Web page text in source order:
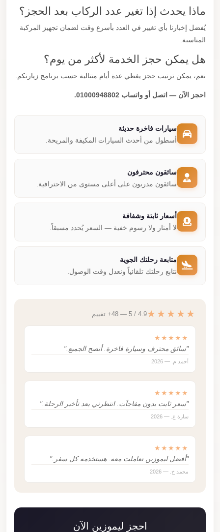
ماذا يحدث إذا تغير عدد الركاب بعد الحجز؟
يُفضل إخبارنا بأي تغيير في العدد بأسرع وقت لضمان تجهيز المركبة
المناسبة.
هل يمكن حجز الخدمة لأكثر من يوم؟
نعم، يمكن ترتيب حجز يغطي عدة أيام متتالية حسب برنامج زيارتكم.
احجز الآن — اتصل أو واتساب 01000948802.
سيارات فاخرة حديثة
أسطول من أحدث السيارات المكيفة والمريحة.
سائقون محترفون
سائقون مدربون على أعلى مستوى من الاحترافية.
أسعار ثابتة وشفافة
لا أمتار ولا رسوم خفية — السعر يُحدد مسبقاً.
متابعة رحلتك الجوية
نتابع رحلتك تلقائياً ونعدل وقت الوصول.
★★★★★4.9 / 5 — 48+ تقييم
★★★★★
"سائق محترف وسيارة فاخرة. أنصح الجميع."
أحمد م. — 2026
★★★★★
"سعر ثابت بدون مفاجآت. انتظرني بعد تأخير الرحلة."
سارة ع. — 2026
★★★★★
"أفضل ليموزين تعاملت معه. هستخدمه كل سفر."
محمد خ. — 2026
احجز ليموزين الآن